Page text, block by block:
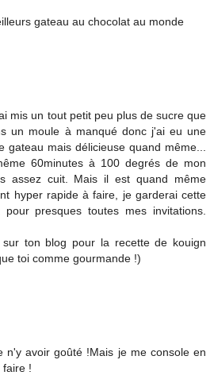
gateau au chocolat au monde
mis un tout petit peu plus de sucre que
un moule à manqué donc j'ai eu une
gateau mais délicieuse quand même...
60minutes à 100 degrés de mon
assez cuit. Mais il est quand même
hyper rapide à faire, je garderai cette
presques toutes mes invitations.
ton blog pour la recette de kouign
toi comme gourmande !)
n'y avoir goûté !Mais je me console en
faire !